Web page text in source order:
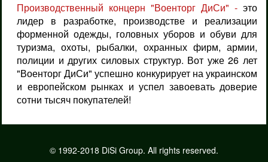
Производственный концерн "Военторг ДиСи" - это
лидер в разработке, производстве и реализации
форменной одежды, головных уборов и обуви для
туризма, охоты, рыбалки, охранных фирм, армии,
полиции и других силовых структур. Вот уже 26 лет
"Военторг ДиСи" успешно конкурирует на украинском
и европейском рынках и успел завоевать доверие
сотни тысяч покупателей!
© 1992-2018 DiSi Group. All rights reserved.